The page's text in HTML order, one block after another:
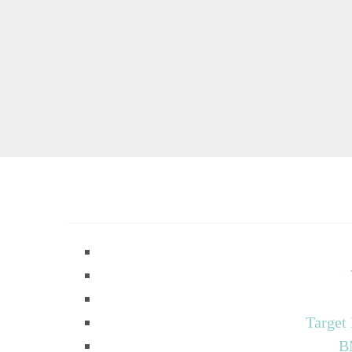
Target